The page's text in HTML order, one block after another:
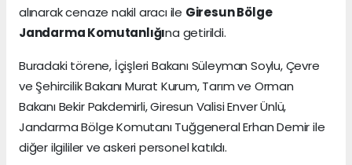
alınarak cenaze nakil aracı ile Giresun Bölge
Jandarma Komutanlığına getirildi.
Buradaki törene, İçişleri Bakanı Süleyman Soylu, Çevre
ve Şehircilik Bakanı Murat Kurum, Tarım ve Orman
Bakanı Bekir Pakdemirli, Giresun Valisi Enver Ünlü,
Jandarma Bölge Komutanı Tuğgeneral Erhan Demir ile
diğer ilgililer ve askeri personel katıldı.